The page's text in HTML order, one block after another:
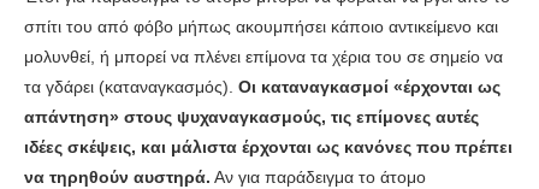
σπίτι του από φόβο μήπως ακουμπήσει κάποιο αντικείμενο και
μολυνθεί, ή μπορεί να πλένει επίμονα τα χέρια του σε σημείο να
τα γδάρει (καταναγκασμός). Οι καταναγκασμοί «έρχονται ως
απάντηση» στους ψυχαναγκασμούς, τις επίμονες αυτές
ιδέες σκέψεις, και μάλιστα έρχονται ως κανόνες που πρέπει
να τηρηθούν αυστηρά. Αν για παράδειγμα το άτομο